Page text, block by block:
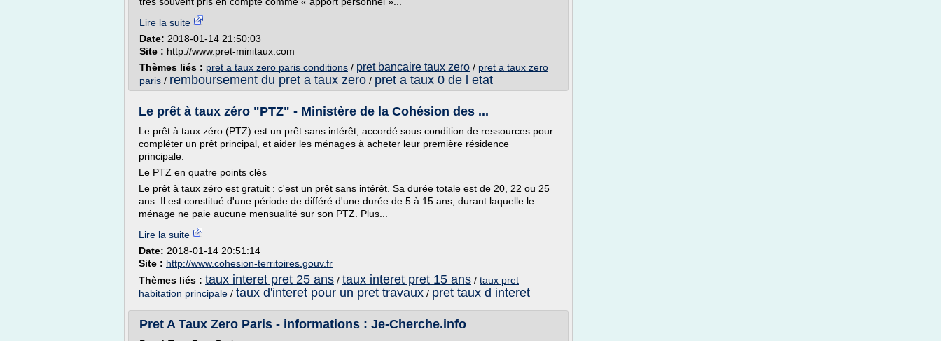
Lire la suite
Date: 2018-01-14 21:50:03
Site : http://www.pret-minitaux.com
Thèmes liés : pret a taux zero paris conditions / pret bancaire taux zero / pret a taux zero
paris / remboursement du pret a taux zero / pret a taux 0 de l etat
Le prêt à taux zéro "PTZ" - Ministère de la Cohésion des ...
Le prêt à taux zéro (PTZ) est un prêt sans intérêt, accordé sous condition de ressources pour
compléter un prêt principal, et aider les ménages à acheter leur première résidence
principale.
Le PTZ en quatre points clés
Le prêt à taux zéro est gratuit : c'est un prêt sans intérêt. Sa durée totale est de 20, 22 ou 25
ans. Il est constitué d'une période de différé d'une durée de 5 à 15 ans, durant laquelle le
ménage ne paie aucune mensualité sur son PTZ. Plus...
Lire la suite
Date: 2018-01-14 20:51:14
Site : http://www.cohesion-territoires.gouv.fr
Thèmes liés : taux interet pret 25 ans / taux interet pret 15 ans / taux pret
habitation principale / taux d'interet pour un pret travaux / pret taux d interet
Pret A Taux Zero Paris - informations : Je-Cherche.info